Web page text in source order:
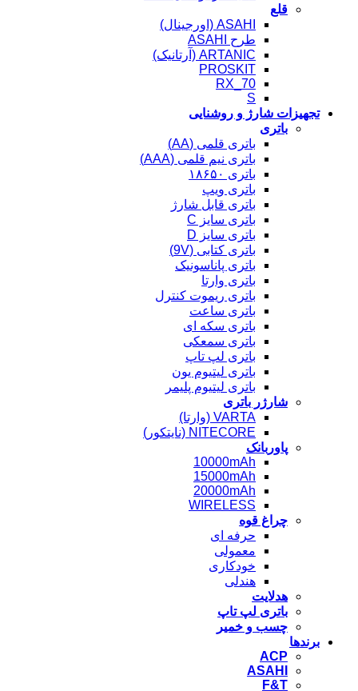
قلع
ASAHI (اورجینال)
طرح ASAHI
ARTANIC (آرتانیک)
PROSKIT
RX_70
S
تجهیزات شارژ و روشنایی
باتری
باتری قلمی (AA)
باتری نیم قلمی (AAA)
باتری ۱۸۶۵۰
باتری ویپ
باتری قابل شارژ
باتری سایز C
باتری سایز D
باتری کتابی (9V)
باتری پاناسونیک
باتری وارتا
باتری ریموت کنترل
باتری ساعت
باتری سکه ای
باتری سمعکی
باتری لپ تاپ
باتری لیتیوم یون
باتری لیتیوم پلیمر
شارژر باتری
VARTA (وارتا)
NITECORE (نایتکور)
پاوربانک
10000mAh
15000mAh
20000mAh
WIRELESS
چراغ قوه
حرفه ای
معمولی
خودکاری
هندلی
هدلایت
باتری لپ تاپ
چسب و خمیر
برندها
ACP
ASAHI
F&T